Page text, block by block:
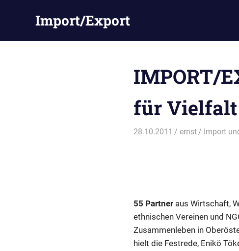
Import/Export
IMPORT/
für Vielfalt
28.10.2011 ernst Import
55 Partner aus Wirtschaft,
ethnischen Vereinen und
Zusammenleben in
hielt die Festrede, Enikö